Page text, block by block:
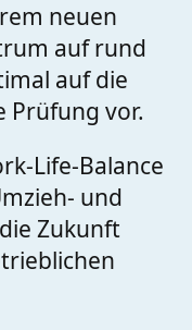
neuen
auf rund
auf die
Prüfung vor.
Life-Balance
und
Zukunft